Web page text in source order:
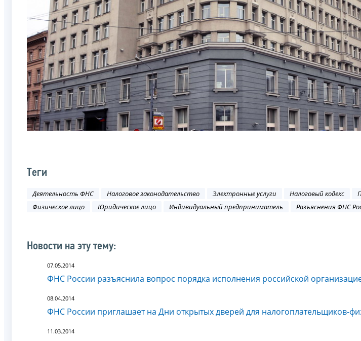
Теги
Деятельность ФНС Налоговое законодательство Электронные услуги Налоговый кодекс
Физическое лицо
Юридическое лицо Индивидуальный предприниматель Разъяснения ФНС
Новости на эту тему:
07.05.2014
ФНС России разъяснила вопрос порядка исполнения российской
08.04.2014
ФНС России приглашает на Дни открытых дверей для налогоплательщиков-
11.03.2014